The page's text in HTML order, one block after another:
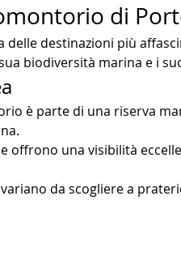
di
destinazioni più
biodiversità marina e i
è parte di una riserva
offrono una visibilità
da scogliere a